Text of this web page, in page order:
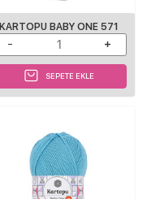
KARTOPU BABY ONE 571
SEPETE EKLE